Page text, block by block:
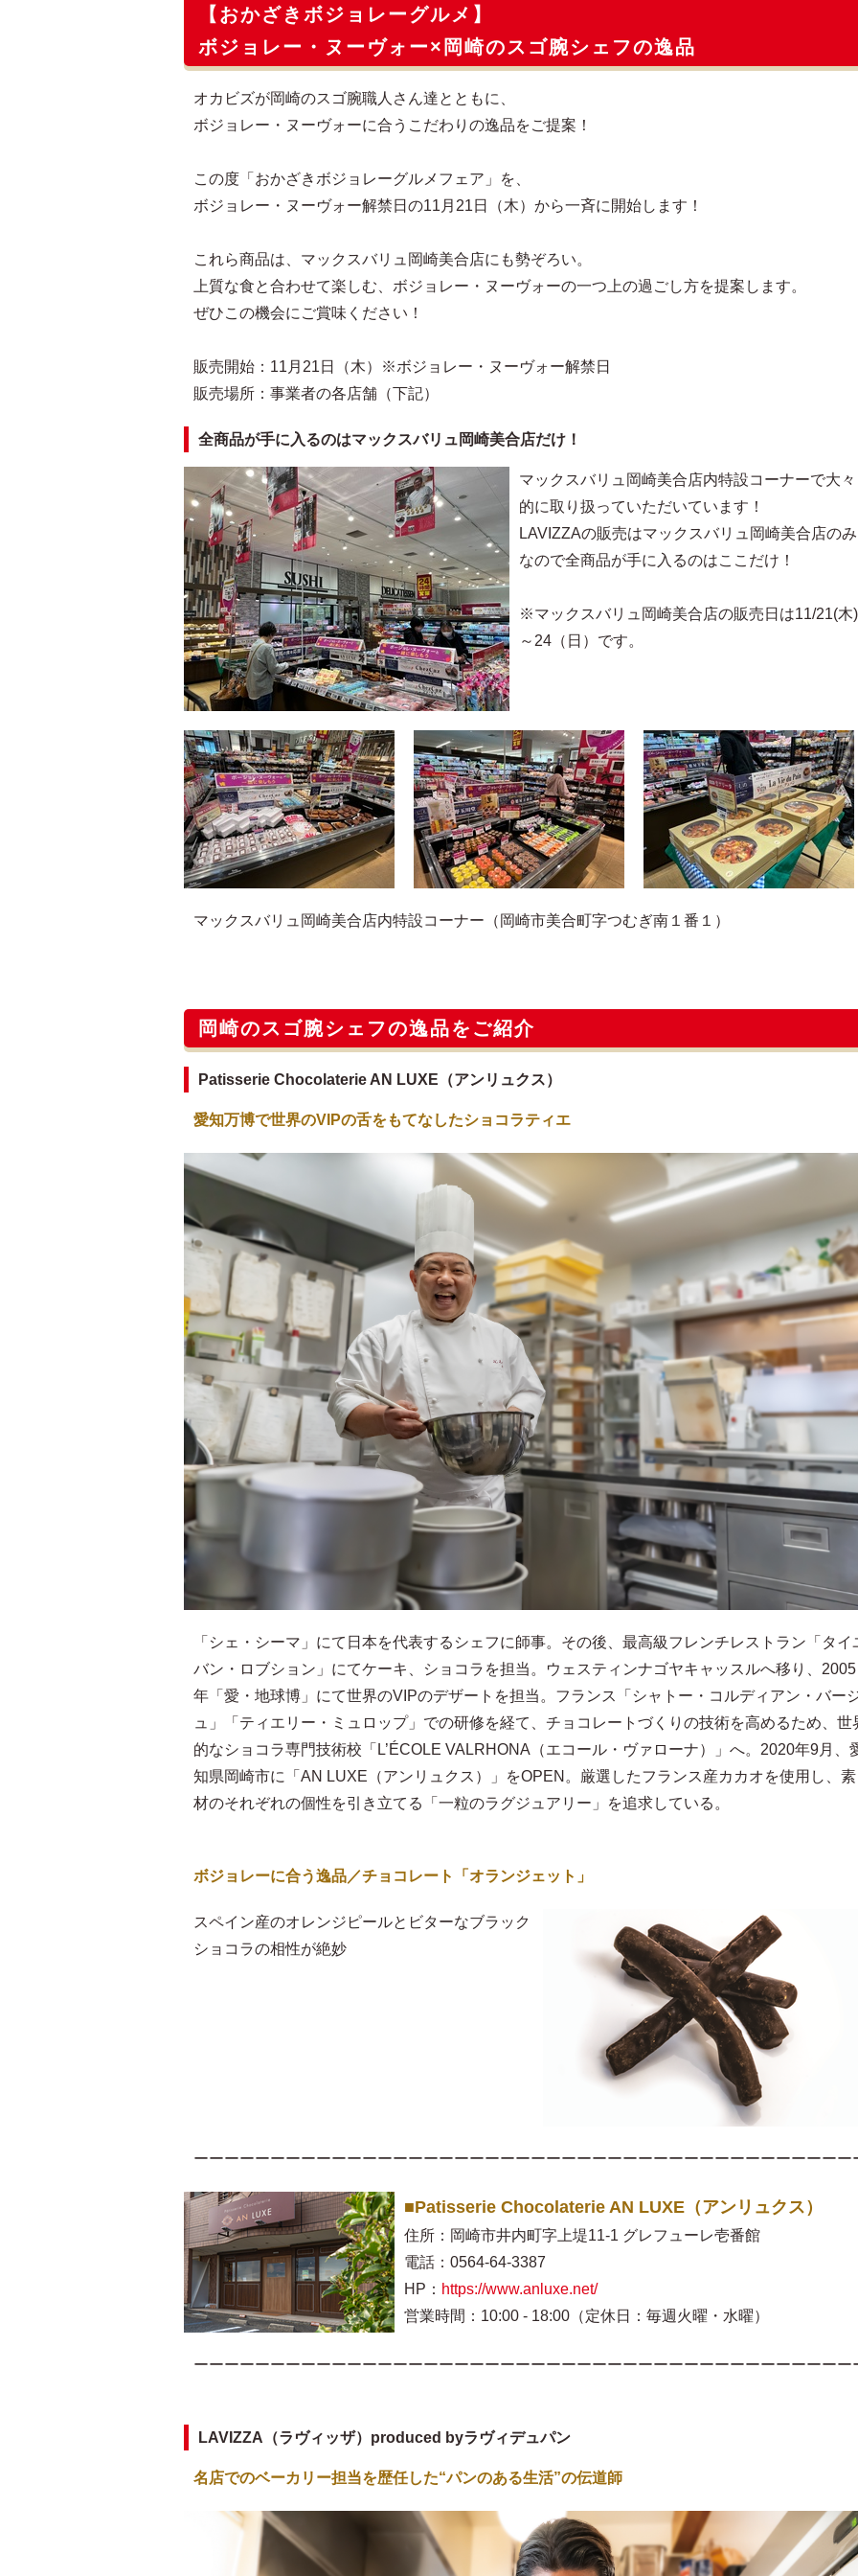
【おかざきボジョレーグルメ】
ボジョレー・ヌーヴォー×岡崎のスゴ腕シェフの逸品
オカビズが岡崎のスゴ腕職人さん達とともに、
ボジョレー・ヌーヴォーに合うこだわりの逸品をご提案！
この度「おかざきボジョレーグルメフェア」を、
ボジョレー・ヌーヴォー解禁日の11月21日（木）から一斉に開始します！
これら商品は、マックスバリュ岡崎美合店にも勢ぞろい。
上質な食と合わせて楽しむ、ボジョレー・ヌーヴォーの一つ上の過ごし方を提案します。
ぜひこの機会にご賞味ください！
販売開始：11月21日（木）※ボジョレー・ヌーヴォー解禁日
販売場所：事業者の各店舗（下記）
全商品が手に入るのはマックスバリュ岡崎美合店だけ！
マックスバリュ岡崎美合店内特設コーナーで大々
的に取り扱っていただいています！
LAVIZZAの販売はマックスバリュ岡崎美合店のみ
なので全商品が手に入るのはここだけ！
※マックスバリュ岡崎美合店の販売日は11/21(木)
～24（日）です。
マックスバリュ岡崎美合店内特設コーナー（岡崎市美合町字つむぎ南１番１）
岡崎のスゴ腕シェフの逸品をご紹介
Patisserie Chocolaterie AN LUXE（アンリュクス）
愛知万博で世界のVIPの舌をもてなしたショコラティエ
「シェ・シーマ」にて日本を代表するシェフに師事。その後、最高級フレンチレストラン「タイ
バン・ロブション」にてケーキ、ショコラを担当。ウェスティンナゴヤキャッスルへ移り、2005
年「愛・地球博」にて世界のVIPのデザートを担当。フランス「シャトー・コルディアン・バー
ュ」「ティエリー・ミュロップ」での研修を経て、チョコレートづくりの技術を高めるため、世
的なショコラ専門技術校「L’ÉCOLE VALRHONA（エコール・ヴァローナ）」へ。2020年9月、
知県岡崎市に「AN LUXE（アンリュクス）」をOPEN。厳選したフランス産カカオを使用し、素
材のそれぞれの個性を引き立てる「一粒のラグジュアリー」を追求している。
ボジョレーに合う逸品／チョコレート「オランジェット」
スペイン産のオレンジピールとビターなブラック
ショコラの相性が絶妙
ーーーーーーーーーーーーーーーーーーーーーーーーーーーーーーーーーーーーーーーーーーー
■Patisserie Chocolaterie AN LUXE（アンリュクス）
住所：岡崎市井内町字上堤11-1 グレフューレ壱番館
電話：0564-64-3387
HP： https://www.anluxe.net/
営業時間：10:00 - 18:00（定休日：毎週火曜・水曜）
ーーーーーーーーーーーーーーーーーーーーーーーーーーーーーーーーーーーーーーーーーーー
LAVIZZA（ラヴィッザ）produced byラヴィデュパン
名店でのベーカリー担当を歴任した“パンのある生活”の伝道師